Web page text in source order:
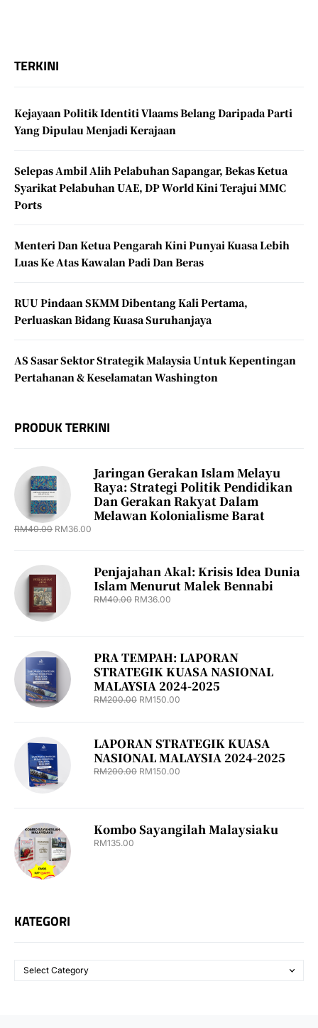
TERKINI
Kejayaan Politik Identiti Vlaams Belang Daripada Parti
Yang Dipulau Menjadi Kerajaan
Selepas Ambil Alih Pelabuhan Sapangar, Bekas Ketua
Syarikat Pelabuhan UAE, DP World Kini Terajui MMC
Ports
Menteri Dan Ketua Pengarah Kini Punyai Kuasa Lebih
Luas Ke Atas Kawalan Padi Dan Beras
RUU Pindaan SKMM Dibentang Kali Pertama,
Perluaskan Bidang Kuasa Suruhanjaya
AS Sasar Sektor Strategik Malaysia Untuk Kepentingan
Pertahanan & Keselamatan Washington
PRODUK TERKINI
Jaringan Gerakan Islam Melayu
Raya: Strategi Politik Pendidikan
Dan Gerakan Rakyat Dalam
Melawan Kolonialisme Barat
RM40.00 RM36.00
Penjajahan Akal: Krisis Idea Dunia
Islam Menurut Malek Bennabi
RM40.00 RM36.00
PRA TEMPAH: LAPORAN
STRATEGIK KUASA NASIONAL
MALAYSIA 2024-2025
RM200.00 RM150.00
LAPORAN STRATEGIK KUASA
NASIONAL MALAYSIA 2024-2025
RM200.00 RM150.00
Kombo Sayangilah Malaysiaku
RM135.00
KATEGORI